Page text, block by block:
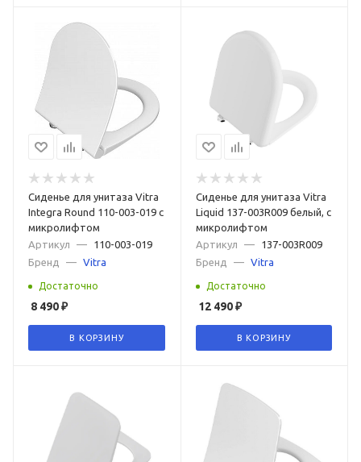
Сиденье для унитаза Vitra
Integra Round 110-003-019 с
микролифтом
Артикул
—
110-003-019
Бренд
— Vitra
Достаточно
8 490₽
В КОРЗИНУ
Сиденье для унитаза Vitra
Liquid 137-003R009 белый, с
микролифтом
Артикул
—
137-003R009
Бренд
— Vitra
Достаточно
12 490₽
В КОРЗИНУ